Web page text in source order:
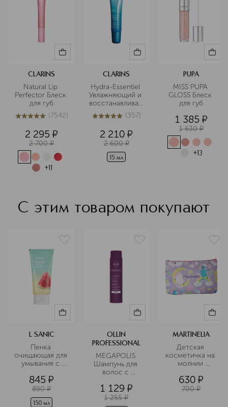
CLARINS
Natural Lip
Perfector Блеск
для губ
5из 57542 (7542)
2 295 ¤
2 700 ¤
+11
CLARINS
Hydra-Essentiel
Увлажняющий и
восстанавливающий
бальзам для губ
5из 5357 (357)
2 210 ¤
2 600 ¤
15 мл
PUPA
MISS PUPA
GLOSS Блеск
для губ
1 385 ¤
1 630 ¤
+13
С этим товаром покупают
L SANIC
Пенка
очищающая для
умывания с
арбуза
845 ¤
890 ¤
150 мл
OLLIN
PROFESSIONAL
MEGAPOLIS
Шампунь для
волос с
черного риса
1 129 ¤
1 255 ¤
MARTINELIA
Детская
косметичка на
молнии
630 ¤
700 ¤